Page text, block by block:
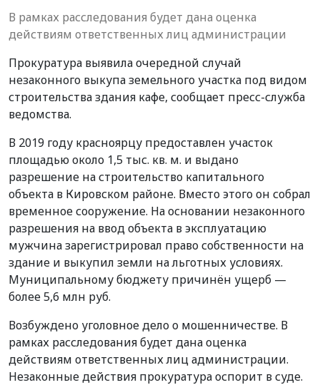
В рамках расследования будет дана оценка
действиям ответственных лиц администрации
Прокуратура выявила очередной случай
незаконного выкупа земельного участка под видом
строительства здания кафе, сообщает пресс-служба
ведомства.
В 2019 году красноярцу предоставлен участок
площадью около 1,5 тыс. кв. м. и выдано
разрешение на строительство капитального
объекта в Кировском районе. Вместо этого он собрал
временное сооружение. На основании незаконного
разрешения на ввод объекта в эксплуатацию
мужчина зарегистрировал право собственности на
здание и выкупил земли на льготных условиях.
Муниципальному бюджету причинён ущерб —
более 5,6 млн руб.
Возбуждено уголовное дело о мошенничестве. В
рамках расследования будет дана оценка
действиям ответственных лиц администрации.
Незаконные действия прокуратура оспорит в суде.